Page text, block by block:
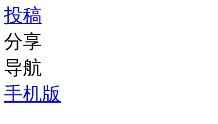
投稿
分享
导航
手机版